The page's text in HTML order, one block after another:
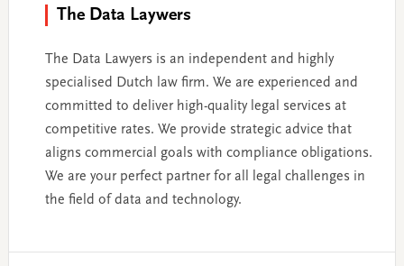
The Data Laywers
The Data Lawyers is an independent and highly
specialised Dutch law firm. We are experienced and
committed to deliver high-quality legal services at
competitive rates. We provide strategic advice that
aligns commercial goals with compliance obligations.
We are your perfect partner for all legal challenges in
the field of data and technology.